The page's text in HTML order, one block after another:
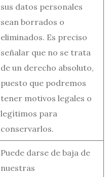
sus datos personales
sean borrados o
eliminados. Es preciso
señalar que no se trata
de un derecho absoluto,
puesto que podremos
tener motivos legales o
legítimos para
conservarlos.
Puede darse de baja de
nuestras